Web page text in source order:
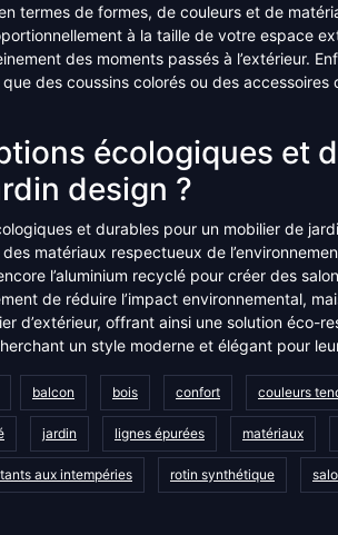
termes de formes, de couleurs et de
à la taille de votre espace
des moments passés à l’extérieur.
des coussins colorés ou des
écologiques et
design ?
et durables pour un mobilier de
matériaux respectueux de
l’aluminium recyclé pour créer des
de réduire l’impact environnemental,
d’extérieur, offrant ainsi une solution éco-
un style moderne et élégant pour
balcon bois confort couleurs
jardin lignes épurées matériaux
aux intempéries rotin synthétique